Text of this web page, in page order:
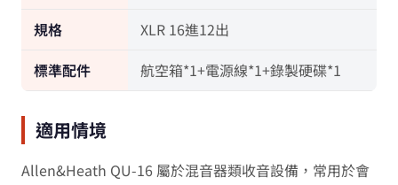
規格
XLR 16進12出
標準配件
航空箱*1+電源線*1+錄製硬碟*1
適用情境
Allen&Heath QU-16 屬於混音器類收音設備，常用於會